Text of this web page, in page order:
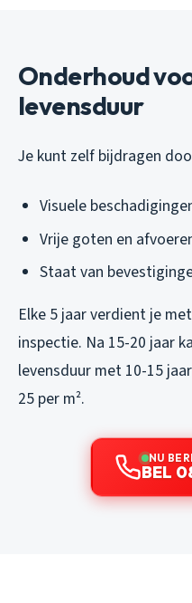
Onderhoud
levensduur
Je kunt zelf bijdragen
Visuele
Vrije goten en
Staat van
Elke 5 jaar verdient je
inspectie. Na 15-20 jaar
levensduur met 10-15
25 per m².
NU
BEL